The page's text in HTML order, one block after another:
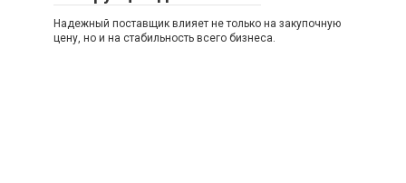
Надежный поставщик влияет не только на закупочную
цену, но и на стабильность всего бизнеса.